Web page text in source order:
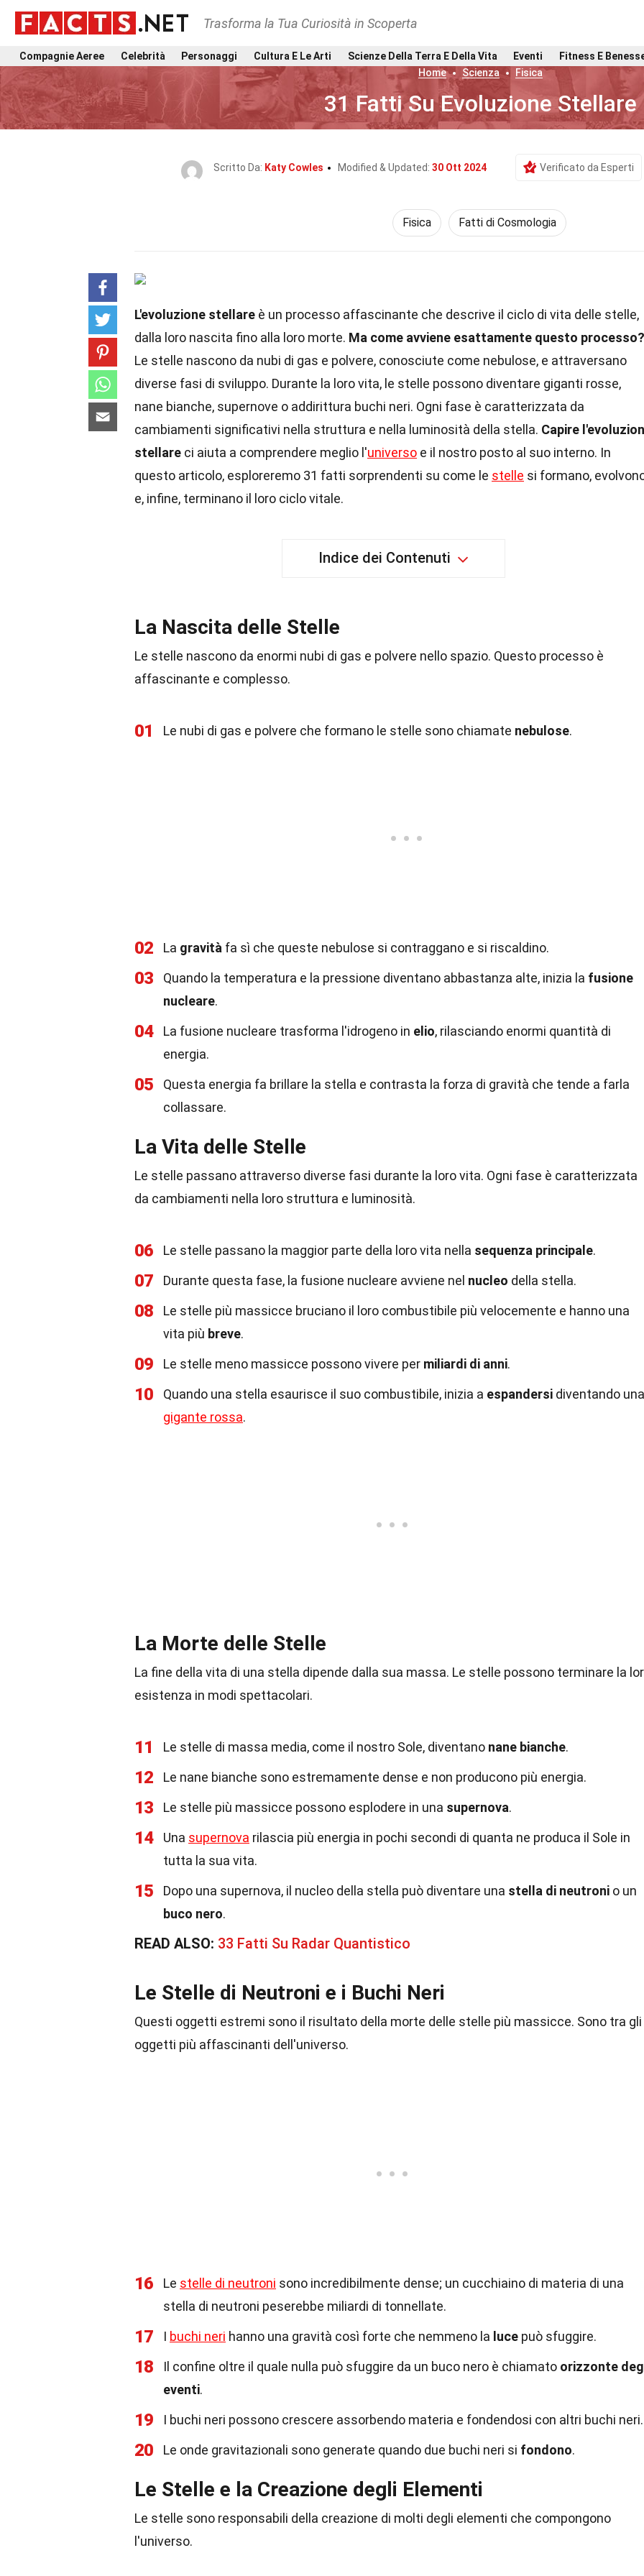
Trasforma la Tua Curiosità in Scoperta
Compagnie Aeree Celebrità Personaggi Cultura E Le Arti Scienze Della Terra E Della Vita Eventi
Fitness E
Home
Scienza Fisica
31 Fatti Su Evoluzione Stellare
Scritto Da: Katy Cowles Modified & Updated: 30 Ott 2024 Verificato da Esperti
Fisica Fatti di Cosmologia
L'evoluzione stellare è un processo affascinante che descrive il ciclo di vita delle stelle,
dalla loro nascita fino alla loro morte. Ma come avviene esattamente questo processo?
Le stelle nascono da nubi di gas e polvere, conosciute come nebulose, e attraversano
diverse fasi di sviluppo. Durante la loro vita, le stelle possono diventare giganti rosse,
nane bianche, supernove o addirittura buchi neri. Ogni fase è caratterizzata da
cambiamenti significativi nella struttura e nella luminosità della stella. Capire
stellare ci aiuta a comprendere meglio l'universo e il nostro posto al suo interno. In
questo articolo, esploreremo 31 fatti sorprendenti su come le stelle si formano,
e, infine, terminano il loro ciclo vitale.
Indice dei Contenuti
La Nascita delle Stelle
Le stelle nascono da enormi nubi di gas e polvere nello spazio. Questo processo è
affascinante e complesso.
01 Le nubi di gas e polvere che formano le stelle sono chiamate nebulose.
02 La gravità fa sì che queste nebulose si contraggano e si riscaldino.
03 Quando la temperatura e la pressione diventano abbastanza alte, inizia la fusione
nucleare.
04 La fusione nucleare trasforma l'idrogeno in elio, rilasciando enormi quantità di
energia.
05
Questa energia fa brillare la stella e contrasta la forza di gravità che tende a farla
collassare.
La Vita delle Stelle
Le stelle passano attraverso diverse fasi durante la loro vita. Ogni fase è caratterizzata
da cambiamenti nella loro struttura e luminosità.
06 Le stelle passano la maggior parte della loro vita nella sequenza principale.
07 Durante questa fase, la fusione nucleare avviene nel nucleo della stella.
08
Le stelle più massicce bruciano il loro combustibile più velocemente e hanno una
vita più breve.
09 Le stelle meno massicce possono vivere per miliardi di anni.
10 Quando una stella esaurisce il suo combustibile, inizia a espandersi diventando una
gigante rossa.
La Morte delle Stelle
La fine della vita di una stella dipende dalla sua massa. Le stelle possono terminare la
esistenza in modi spettacolari.
11 Le stelle di massa media, come il nostro Sole, diventano nane bianche.
12 Le nane bianche sono estremamente dense e non producono più energia.
13 Le stelle più massicce possono esplodere in una supernova.
14 Una supernova rilascia più energia in pochi secondi di quanta ne produca il Sole in
tutta la sua vita.
15 Dopo una supernova, il nucleo della stella può diventare una stella di neutroni o un
buco nero.
READ ALSO: 33 Fatti Su Radar Quantistico
Le Stelle di Neutroni e i Buchi Neri
Questi oggetti estremi sono il risultato della morte delle stelle più massicce. Sono tra gli
oggetti più affascinanti dell'universo.
16 Le stelle di neutroni sono incredibilmente dense; un cucchiaino di materia di una
stella di neutroni peserebbe miliardi di tonnellate.
17 I buchi neri hanno una gravità così forte che nemmeno la luce può sfuggire.
18 Il confine oltre il quale nulla può sfuggire da un buco nero è chiamato orizzonte
eventi.
19 I buchi neri possono crescere assorbendo materia e fondendosi con altri buchi neri.
20 Le onde gravitazionali sono generate quando due buchi neri si fondono.
Le Stelle e la Creazione degli Elementi
Le stelle sono responsabili della creazione di molti degli elementi che compongono
l'universo.